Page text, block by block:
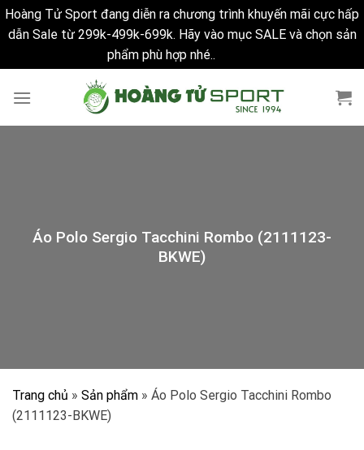
Hoàng Tử Sport đang diễn ra chương trình khuyến mãi cực hấp
dẫn Sale từ 299k-499k-699k. Hãy vào mục SALE và chọn sản
phẩm phù hợp nhé..
Áo Polo Sergio Tacchini Rombo (2111123-
BKWE)
Trang chủ » Sản phẩm » Áo Polo Sergio Tacchini Rombo
(2111123-BKWE)